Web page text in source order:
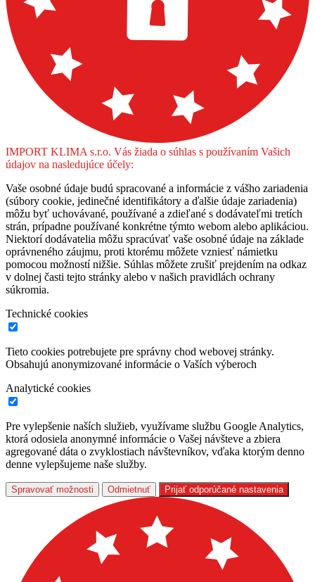
IMPORT KLIMA s.r.o. Vás žiada o súhlas s používaním Vašich
údajov na nasledujúce účely:
Vaše osobné údaje budú spracované a informácie z vášho zariadenia
(súbory cookie, jedinečné identifikátory a ďalšie údaje zariadenia)
môžu byť uchovávané, používané a zdieľané s dodávateľmi tretích
strán, prípadne používané konkrétne týmto webom alebo aplikáciou.
Niektorí dodávatelia môžu spracúvať vaše osobné údaje na základe
oprávneného záujmu, proti ktorému môžete vzniesť námietku
pomocou možností nižšie. Súhlas môžete zrušiť prejdením na odkaz
v dolnej časti tejto stránky alebo v našich pravidlách ochrany
súkromia.
Technické cookies
Tieto cookies potrebujete pre správny chod webovej stránky.
Obsahujú anonymizované informácie o Vaších výberoch
Analytické cookies
Pre vylepšenie naších služieb, využívame službu Google Analytics,
ktorá odosiela anonymné informácie o Vašej návšteve a zbiera
agregované dáta o zvyklostiach návštevníkov, vďaka ktorým denno
denne vylepšujeme naše služby.
Spravovať možnosti Odmietnuť Prijať odporúčané nastavenia